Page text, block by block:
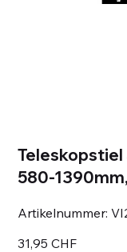
Teleskopstiel
580-
Artikelnummer:
31,95 CHF